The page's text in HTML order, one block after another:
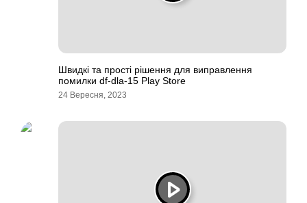
Швидкі та прості рішення для виправлення
помилки df-dla-15 Play Store
24 Вересня, 2023